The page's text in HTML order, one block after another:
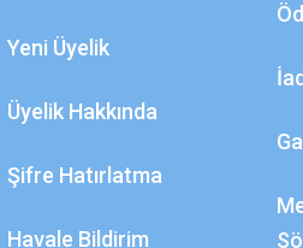
Yeni Üyelik
Üyelik Hakkında
Şifre Hatırlatma
Havale Bildirim